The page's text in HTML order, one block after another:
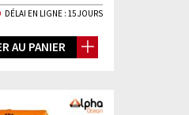
DÉLAI EN LIGNE : 15 JOURS
AU PANIER